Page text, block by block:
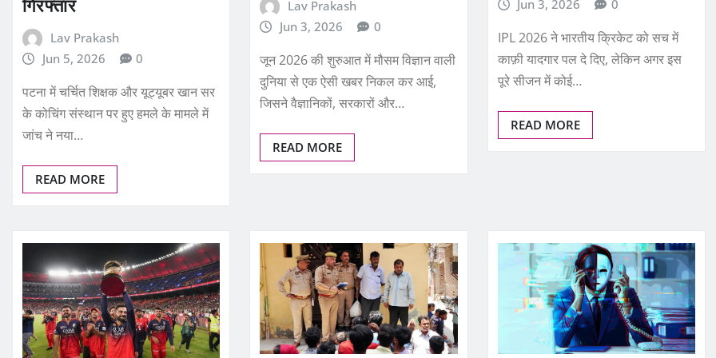
Lav Prakash
Jun 5, 2026
0
पटना में चर्चित शिक्षक और यूट्यूबर खान सर
के कोचिंग संस्थान पर हुए हमले के मामले में
जांच ने नया…
READ MORE
Lav Prakash
Jun 3, 2026
0
जून 2026 की शुरुआत में मौसम विज्ञान वाली
दुनिया से एक ऐसी खबर निकल कर आई,
जिसने वैज्ञानिकों, सरकारों और…
READ MORE
Jun 3, 2026 0
IPL 2026 ने भारतीय क्रिकेट को सच में
काफ़ी यादगार पल दे दिए, लेकिन अगर इस
पूरे सीजन में कोई…
READ MORE